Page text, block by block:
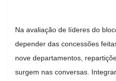
Na avaliação de líderes do
depender das concessões
nove departamentos,
surgem nas conversas.